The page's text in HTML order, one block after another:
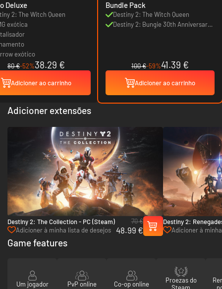
Deluxe
2: The Witch Queen
exótica
exótico
80 €-52%38.29 €
Adicioner ao carrinho
Bundle Pack
Destiny 2: The Witch Queen
Destiny 2: Bungie 30th Anniversary
100 €-59%41.39 €
Adicioner ao carrinho
Adicioner extensões
Destiny 2: The Collection - PC (Steam)
Adicioner à minha lista de desejos
70 €
48.99 €
Destiny 2:
Adicioner à
Game features
Um jogador PvP online Co-op online
Proezas do